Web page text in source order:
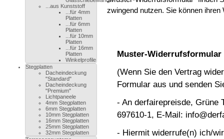
zwingend nutzen. Sie können
Muster-Widerrufsformular
(Wenn Sie den Vertrag
Formular aus und senden
- An derfairepreisde, Grüne
697610-1, E-Mail:
- Hiermit widerrufe(n) ich/
...aus Kunststoff
...für 4mm
Platten
...für 6mm
Platten
...für 10mm
Platten
...für 16mm
Platten
Winkelprofile
Stegplatten
Dacheindeckung
"Standard"
Dacheindeckung
"Premium"
Lichtpaneele
4mm Stegplatten
6mm Stegplatten
10mm Stegplatten
16mm Stegplatten
25mm Stegplatten
32mm Stegplatten